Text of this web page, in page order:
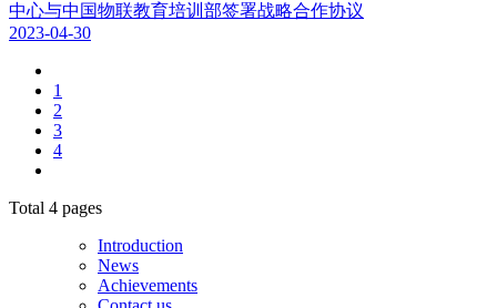
中心与中国物联教育培训部签署战略合作协议
2023-04-30
1
2
3
4
Total 4 pages
Introduction
News
Achievements